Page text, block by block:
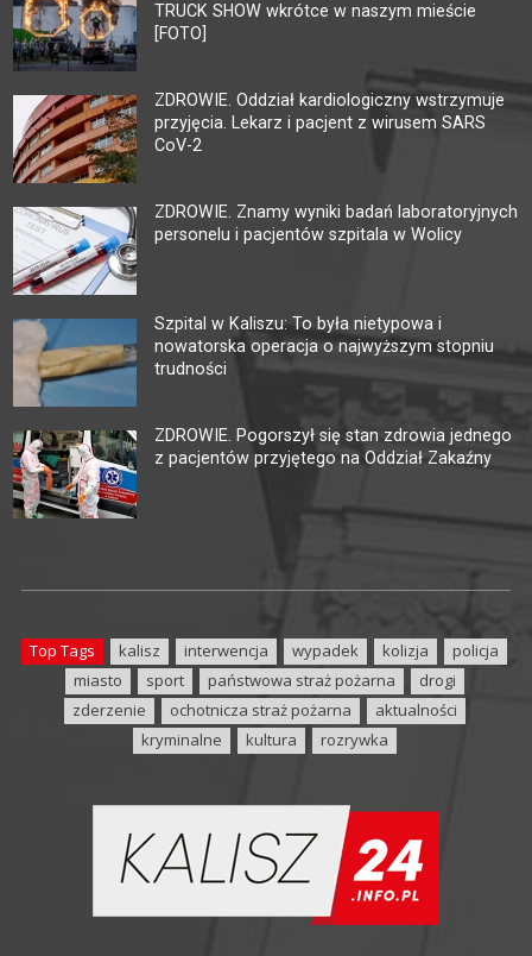
TRUCK SHOW wkrótce w naszym mieście
[FOTO]
ZDROWIE. Oddział kardiologiczny wstrzymuje
przyjęcia. Lekarz i pacjent z wirusem SARS
CoV-2
ZDROWIE. Znamy wyniki badań laboratoryjnych
personelu i pacjentów szpitala w Wolicy
Szpital w Kaliszu: To była nietypowa i
nowatorska operacja o najwyższym stopniu
trudności
ZDROWIE. Pogorszył się stan zdrowia jednego
z pacjentów przyjętego na Oddział Zakaźny
Top Tags kalisz interwencja wypadek kolizja
policja
miasto
sport państwowa straż pożarna
drogi
zderzenie
ochotnicza straż pożarna
aktualności
kryminalne
kultura rozrywka